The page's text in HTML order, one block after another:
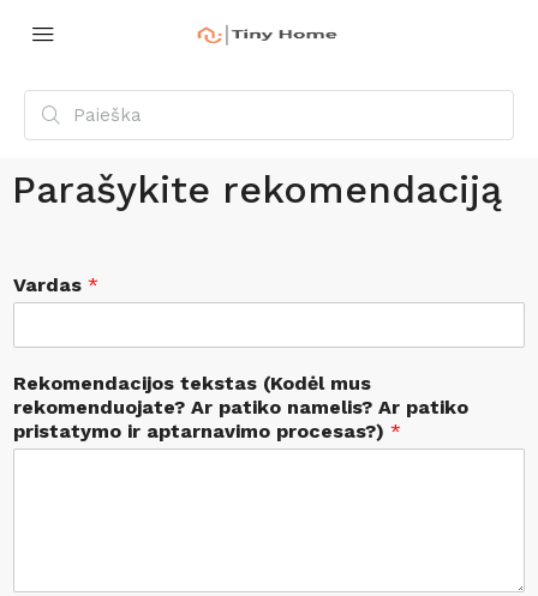
Parašykite rekomendaciją
Vardas *
Rekomendacijos tekstas (Kodėl mus
rekomenduojate? Ar patiko namelis? Ar patiko
pristatymo ir aptarnavimo procesas?) *